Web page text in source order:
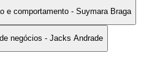
e comportamento - Suymara Braga
negócios - Jacks Andrade